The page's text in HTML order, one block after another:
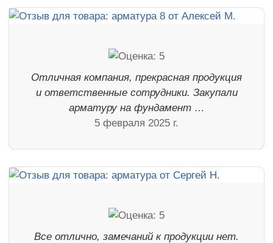
Отличная компания, прекрасная продукция
и ответственные сотрудники. Закупали
арматуру на фундамент …
5 февраля 2025 г.
Все отлично, замечаний к продукции нет.